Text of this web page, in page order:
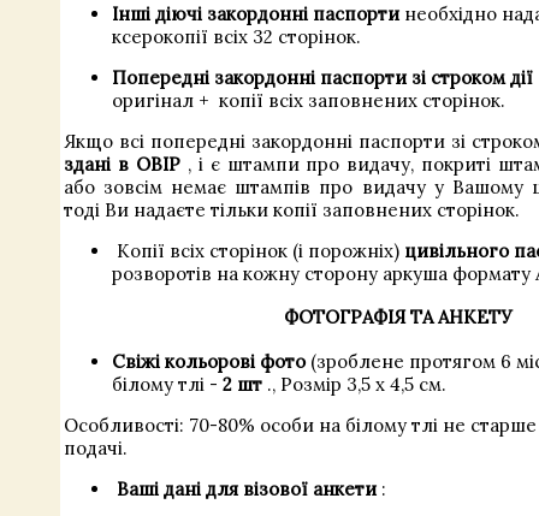
Інші діючі закордонні паспорти необхідно
ксерокопії всіх 32 сторінок.
Попередні закордонні паспорти зі строком дії
оригінал + копії всіх заповнених сторінок.
Якщо всі попередні закордонні паспорти зі
здані в ОВІР, і є штампи про видачу, покриті
або зовсім немає штампів про видачу у Вашому
тоді Ви надаєте тільки копії заповнених сторінок.
Копії всіх сторінок (і порожніх) цивільного
розворотів на кожну сторону аркуша формату
ФОТОГРАФІЯ ТА АНКЕТУ
Свіжі кольорові фото(зроблене протягом 6
білому тлі - 2 шт ., Розмір 3,5 х 4,5 см.
Особливості: 70-80% особи на білому тлі не
подачі.
Ваші дані для візової анкети :